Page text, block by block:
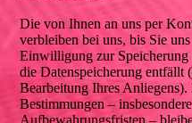
Die von Ihnen an uns per
verbleiben bei uns, bis Sie
Einwilligung zur
die Datenspeicherung entfällt
Bearbeitung Ihres
Bestimmungen –
Aufbewahrungsfristen –